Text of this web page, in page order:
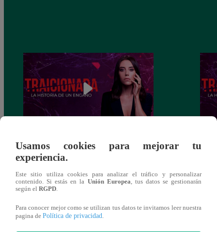
Traicionada, Martes 10 de diciembre –
capítulo 88 completo (en línea y español)
También te puede
Usamos cookies para mejorar tu
experiencia.
Este sitio utiliza cookies para analizar el tráfico y personalizar
contenido. Si estás en la Unión Europea, tus datos se gestionarán
según el RGPD.
Para conocer mejor como se utilizan tus datos te invitamos leer nuestra
pagina de Política de privacidad.